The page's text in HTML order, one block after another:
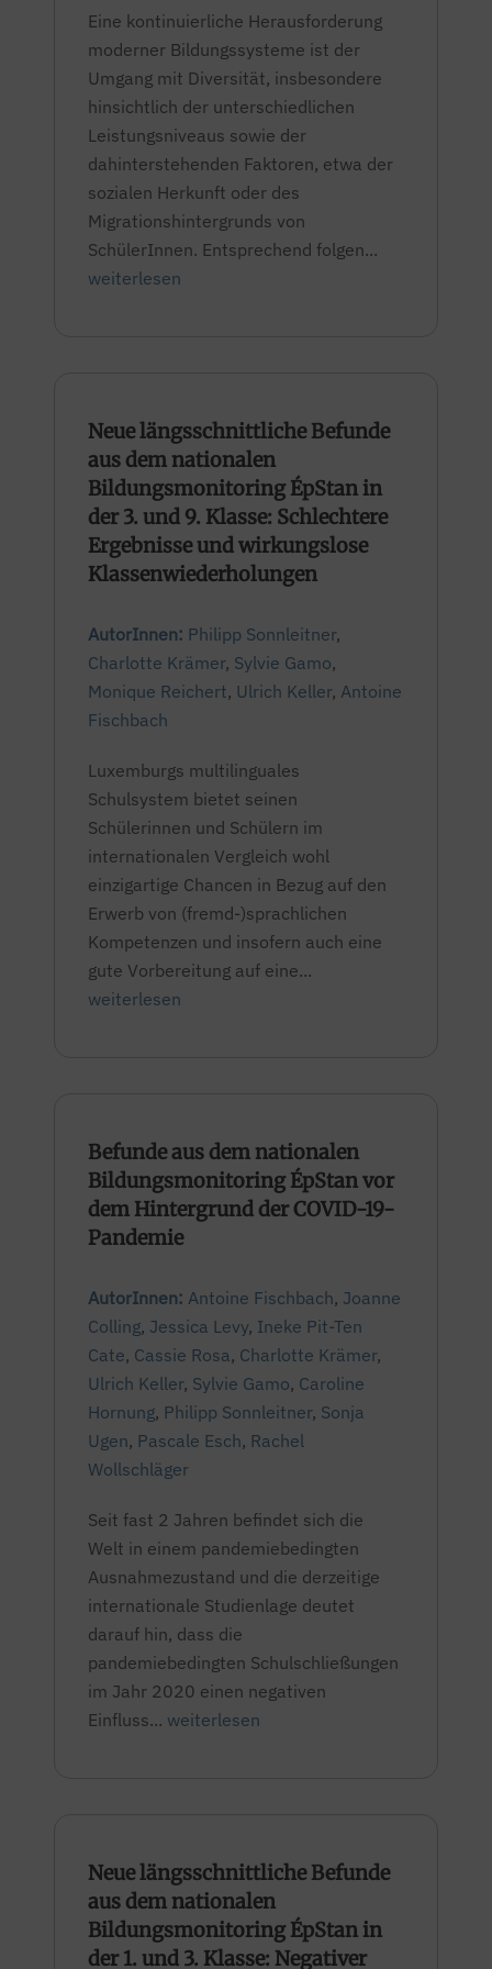
Eine kontinuierliche Herausforderung
moderner Bildungssysteme ist der
Umgang mit Diversität, insbesondere
hinsichtlich der unterschiedlichen
Leistungsniveaus sowie der
dahinterstehenden Faktoren, etwa der
sozialen Herkunft oder des
Migrationshintergrunds von
SchülerInnen. Entsprechend folgen...
weiterlesen
Neue längsschnittliche Befunde
aus dem nationalen
Bildungsmonitoring ÉpStan in
der 3. und 9. Klasse: Schlechtere
Ergebnisse und wirkungslose
Klassenwiederholungen
AutorInnen: Philipp Sonnleitner,
Charlotte Krämer, Sylvie Gamo,
Monique Reichert, Ulrich Keller, Antoine
Fischbach
Luxemburgs multilinguales
Schulsystem bietet seinen
Schülerinnen und Schülern im
internationalen Vergleich wohl
einzigartige Chancen in Bezug auf den
Erwerb von (fremd-)sprachlichen
Kompetenzen und insofern auch eine
gute Vorbereitung auf eine...
weiterlesen
Befunde aus dem nationalen
Bildungsmonitoring ÉpStan vor
dem Hintergrund der COVID-19-
Pandemie
AutorInnen: Antoine Fischbach, Joanne
Colling, Jessica Levy, Ineke Pit-Ten
Cate, Cassie Rosa, Charlotte Krämer,
Ulrich Keller, Sylvie Gamo, Caroline
Hornung, Philipp Sonnleitner, Sonja
Ugen, Pascale Esch, Rachel
Wollschläger
Seit fast 2 Jahren befindet sich die
Welt in einem pandemiebedingten
Ausnahmezustand und die derzeitige
internationale Studienlage deutet
darauf hin, dass die
pandemiebedingten Schulschließungen
im Jahr 2020 einen negativen
Einfluss... weiterlesen
Neue längsschnittliche Befunde
aus dem nationalen
Bildungsmonitoring ÉpStan in
der 1. und 3. Klasse: Negativer